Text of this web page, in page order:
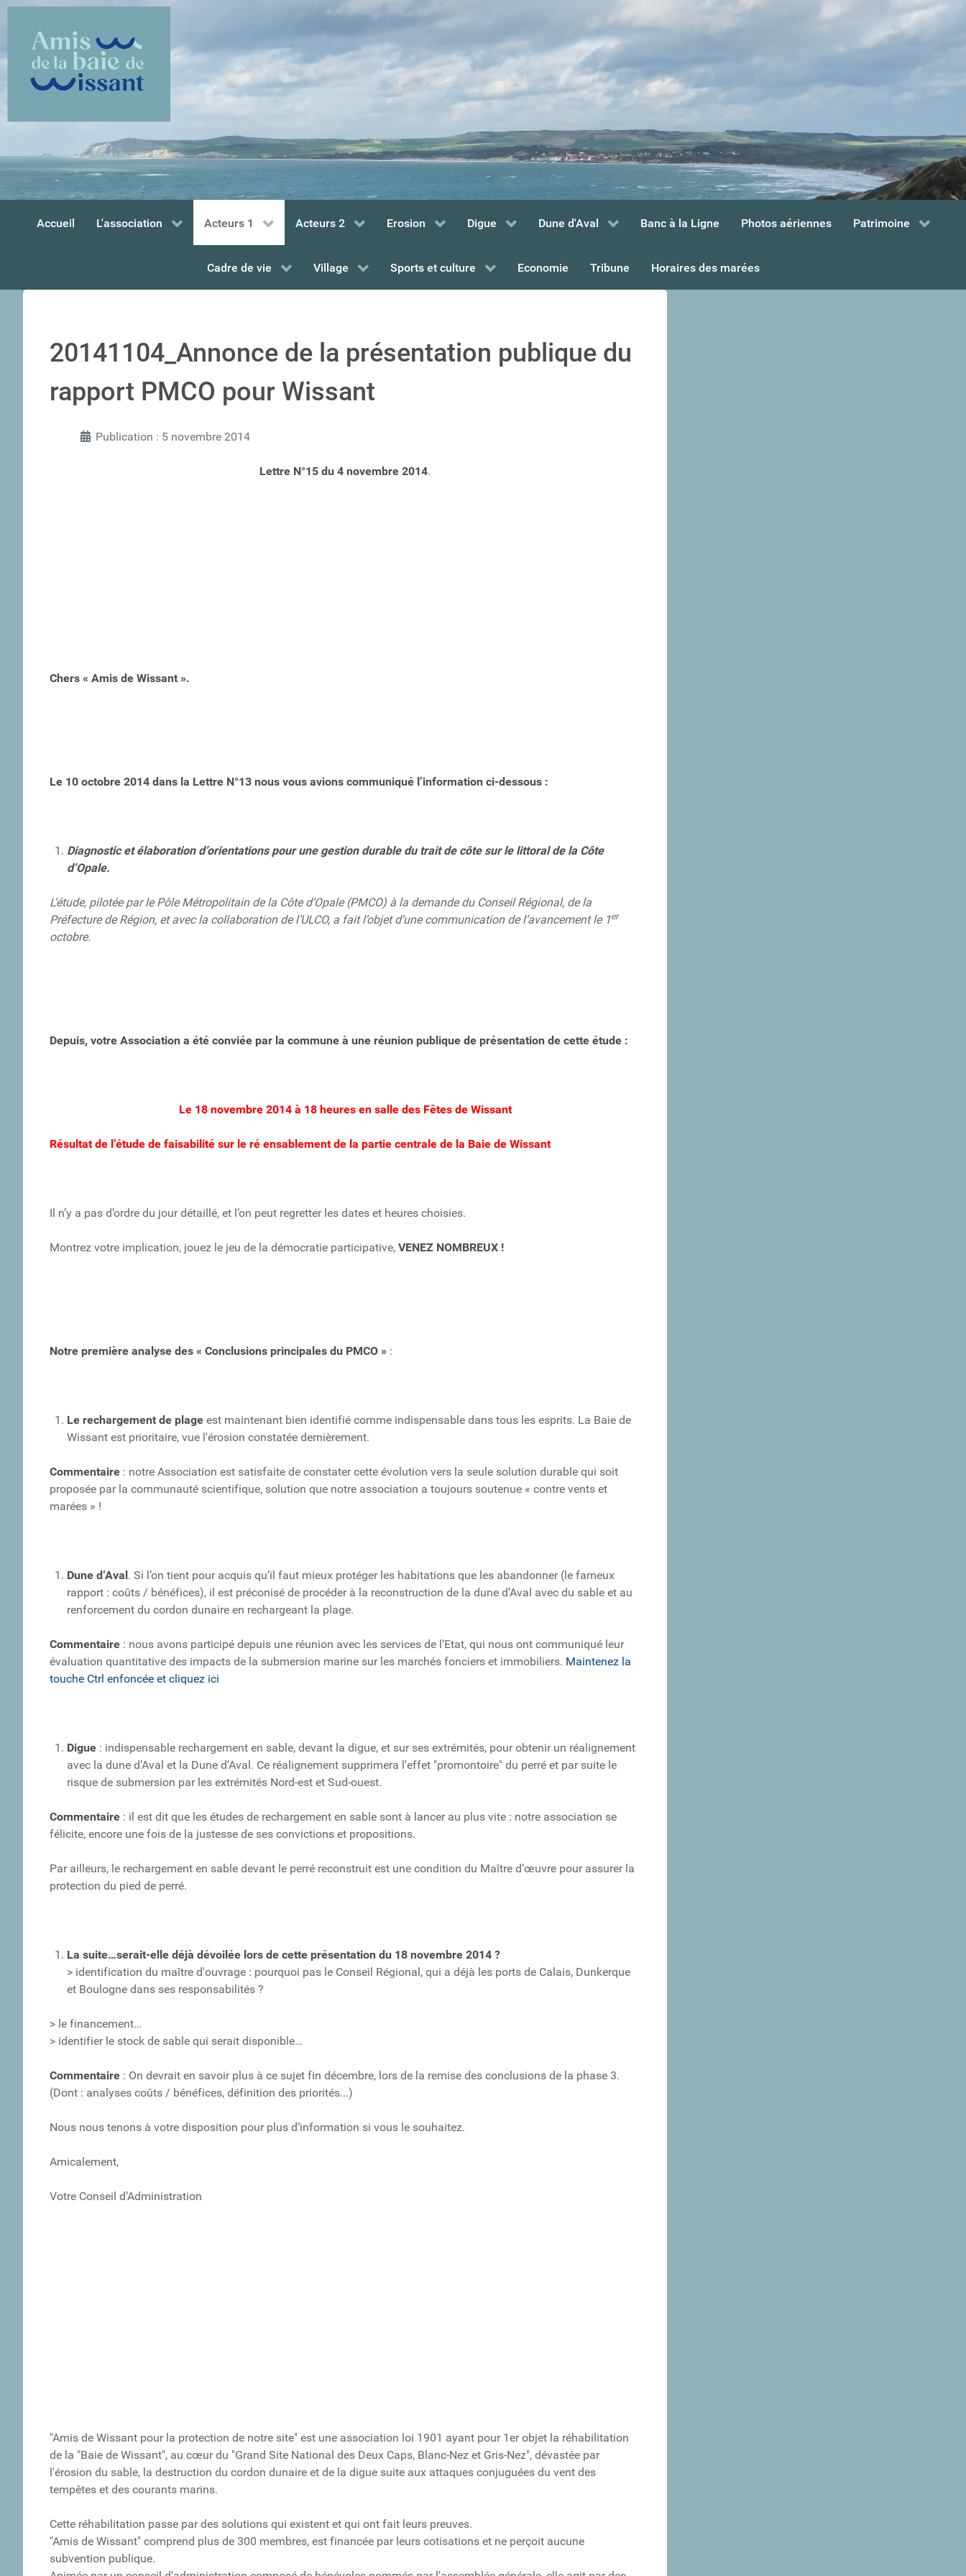
Accueil L'association Acteurs 1 Acteurs 2 Erosion Digue Dune d'Aval Banc à la Ligne Photos aériennes Patrimoine
Cadre de vie Village Sports et culture Economie Tribune Horaires des marées
20141104_Annonce de la présentation publique du
rapport PMCO pour Wissant
Publication : 5 novembre 2014
Lettre N°15 du 4 novembre 2014.
Chers « Amis de Wissant ».
Le 10 octobre 2014 dans la Lettre N°13 nous vous avions communiqué l’information ci-dessous :
Diagnostic et élaboration d’orientations pour une gestion durable du trait de côte sur le littoral de la Côte
d’Opale.
L’étude, pilotée par le Pôle Métropolitain de la Côte d’Opale (PMCO) à la demande du Conseil Régional, de la
Préfecture de Région, et avec la collaboration de l’ULCO, a fait l’objet d’une communication de l’avancement le 1er
octobre.
Depuis, votre Association a été conviée par la commune à une réunion publique de présentation de cette étude :
Le 18 novembre 2014 à 18 heures en salle des Fêtes de Wissant
Résultat de l’étude de faisabilité sur le ré ensablement de la partie centrale de la Baie de Wissant
Il n’y a pas d’ordre du jour détaillé, et l’on peut regretter les dates et heures choisies.
Montrez votre implication, jouez le jeu de la démocratie participative, VENEZ NOMBREUX !
Notre première analyse des « Conclusions principales du PMCO » :
Le rechargement de plage est maintenant bien identifié comme indispensable dans tous les esprits. La Baie de
Wissant est prioritaire, vue l'érosion constatée dernièrement.
Commentaire : notre Association est satisfaite de constater cette évolution vers la seule solution durable qui soit
proposée par la communauté scientifique, solution que notre association a toujours soutenue « contre vents et
marées » !
Dune d’Aval. Si l’on tient pour acquis qu’il faut mieux protéger les habitations que les abandonner (le fameux
rapport : coûts / bénéfices), il est préconisé de procéder à la reconstruction de la dune d’Aval avec du sable et au
renforcement du cordon dunaire en rechargeant la plage.
Commentaire : nous avons participé depuis une réunion avec les services de l’Etat, qui nous ont communiqué leur
évaluation quantitative des impacts de la submersion marine sur les marchés fonciers et immobiliers. Maintenez la
touche Ctrl enfoncée et cliquez ici
Digue : indispensable rechargement en sable, devant la digue, et sur ses extrémités, pour obtenir un réalignement
avec la dune d’Aval et la Dune d’Aval. Ce réalignement supprimera l'effet "promontoire" du perré et par suite le
risque de submersion par les extrémités Nord-est et Sud-ouest.
Commentaire : il est dit que les études de rechargement en sable sont à lancer au plus vite : notre association se
félicite, encore une fois de la justesse de ses convictions et propositions.
Par ailleurs, le rechargement en sable devant le perré reconstruit est une condition du Maître d’œuvre pour assurer la
protection du pied de perré.
La suite…serait-elle déjà dévoilée lors de cette présentation du 18 novembre 2014 ?
> identification du maître d'ouvrage : pourquoi pas le Conseil Régional, qui a déjà les ports de Calais, Dunkerque
et Boulogne dans ses responsabilités ?
> le financement…
> identifier le stock de sable qui serait disponible…
Commentaire : On devrait en savoir plus à ce sujet fin décembre, lors de la remise des conclusions de la phase 3.
(Dont : analyses coûts / bénéfices, définition des priorités...)
Nous nous tenons à votre disposition pour plus d’information si vous le souhaitez.
Amicalement,
Votre Conseil d’Administration
"Amis de Wissant pour la protection de notre site" est une association loi 1901 ayant pour 1er objet la réhabilitation
de la "Baie de Wissant", au cœur du "Grand Site National des Deux Caps, Blanc-Nez et Gris-Nez", dévastée par
l'érosion du sable, la destruction du cordon dunaire et de la digue suite aux attaques conjuguées du vent des
tempêtes et des courants marins.
Cette réhabilitation passe par des solutions qui existent et qui ont fait leurs preuves.
"Amis de Wissant" comprend plus de 300 membres, est financée par leurs cotisations et ne perçoit aucune
subvention publique.